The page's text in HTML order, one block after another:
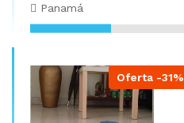
Panamá
Oferta -31%